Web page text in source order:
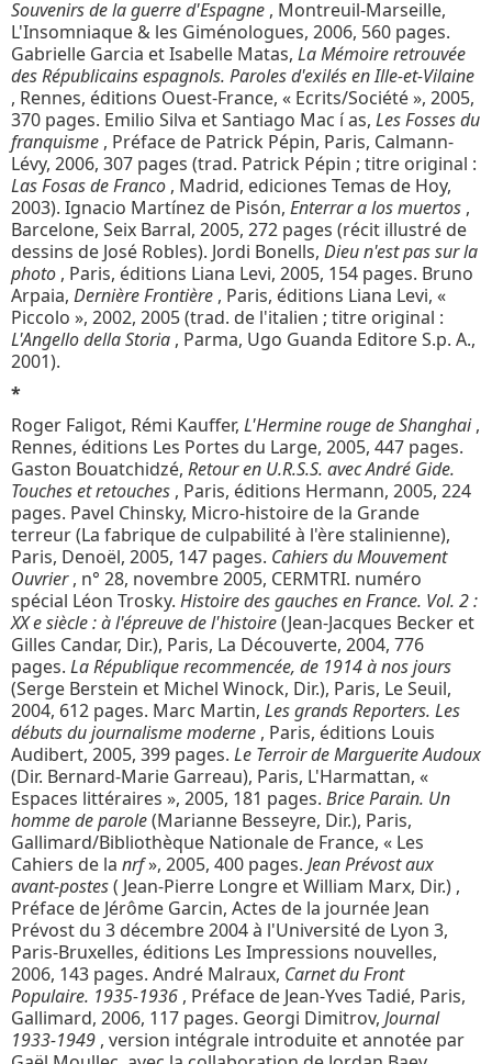
Souvenirs de la guerre d'Espagne , Montreuil-Marseille,
L'Insomniaque & les Giménologues, 2006, 560 pages.
Gabrielle Garcia et Isabelle Matas, La Mémoire retrouvée
des Républicains espagnols. Paroles d'exilés en Ille-et-Vilaine
, Rennes, éditions Ouest-France, « Ecrits/Société », 2005,
370 pages. Emilio Silva et Santiago Mac í as, Les Fosses du
franquisme , Préface de Patrick Pépin, Paris, Calmann-
Lévy, 2006, 307 pages (trad. Patrick Pépin ; titre original :
Las Fosas de Franco , Madrid, ediciones Temas de Hoy,
2003). Ignacio Martínez de Pisón, Enterrar a los muertos ,
Barcelone, Seix Barral, 2005, 272 pages (récit illustré de
dessins de José Robles). Jordi Bonells, Dieu n'est pas sur la
photo , Paris, éditions Liana Levi, 2005, 154 pages. Bruno
Arpaia, Dernière Frontière , Paris, éditions Liana Levi, «
Piccolo », 2002, 2005 (trad. de l'italien ; titre original :
L'Angello della Storia , Parma, Ugo Guanda Editore S.p. A.,
2001).
*
Roger Faligot, Rémi Kauffer, L'Hermine rouge de Shanghai,
Rennes, éditions Les Portes du Large, 2005, 447 pages.
Gaston Bouatchidzé, Retour en U.R.S.S. avec André Gide.
Touches et retouches , Paris, éditions Hermann, 2005, 224
pages. Pavel Chinsky, Micro-histoire de la Grande
terreur (La fabrique de culpabilité à l'ère stalinienne),
Paris, Denoël, 2005, 147 pages. Cahiers du Mouvement
Ouvrier, n° 28, novembre 2005, CERMTRI. numéro
spécial Léon Trosky. Histoire des gauches en France. Vol. 2 :
XX e siècle : à l'épreuve de l'histoire(Jean-Jacques Becker et
Gilles Candar, Dir.), Paris, La Découverte, 2004, 776
pages. La République recommencée, de 1914 à nos jours
(Serge Berstein et Michel Winock, Dir.), Paris, Le Seuil,
2004, 612 pages. Marc Martin, Les grands Reporters. Les
débuts du journalisme moderne , Paris, éditions Louis
Audibert, 2005, 399 pages. Le Terroir de Marguerite Audoux
(Dir. Bernard-Marie Garreau), Paris, L'Harmattan, «
Espaces littéraires », 2005, 181 pages. Brice Parain. Un
homme de parole(Marianne Besseyre, Dir.), Paris,
Gallimard/Bibliothèque Nationale de France, « Les
Cahiers de la nrf», 2005, 400 pages. Jean Prévost aux
avant-postes( Jean-Pierre Longre et William Marx, Dir.) ,
Préface de Jérôme Garcin, Actes de la journée Jean
Prévost du 3 décembre 2004 à l'Université de Lyon 3,
Paris-Bruxelles, éditions Les Impressions nouvelles,
2006, 143 pages. André Malraux, Carnet du Front
Populaire. 1935-1936 , Préface de Jean-Yves Tadié, Paris,
Gallimard, 2006, 117 pages. Georgi Dimitrov, Journal
1933-1949 , version intégrale introduite et annotée par